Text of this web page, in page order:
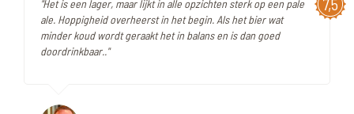
7,5
"Het is een lager, maar lijkt in alle opzichten sterk op een pale
ale. Hoppigheid overheerst in het begin. Als het bier wat
minder koud wordt geraakt het in balans en is dan goed
doordrinkbaar.."